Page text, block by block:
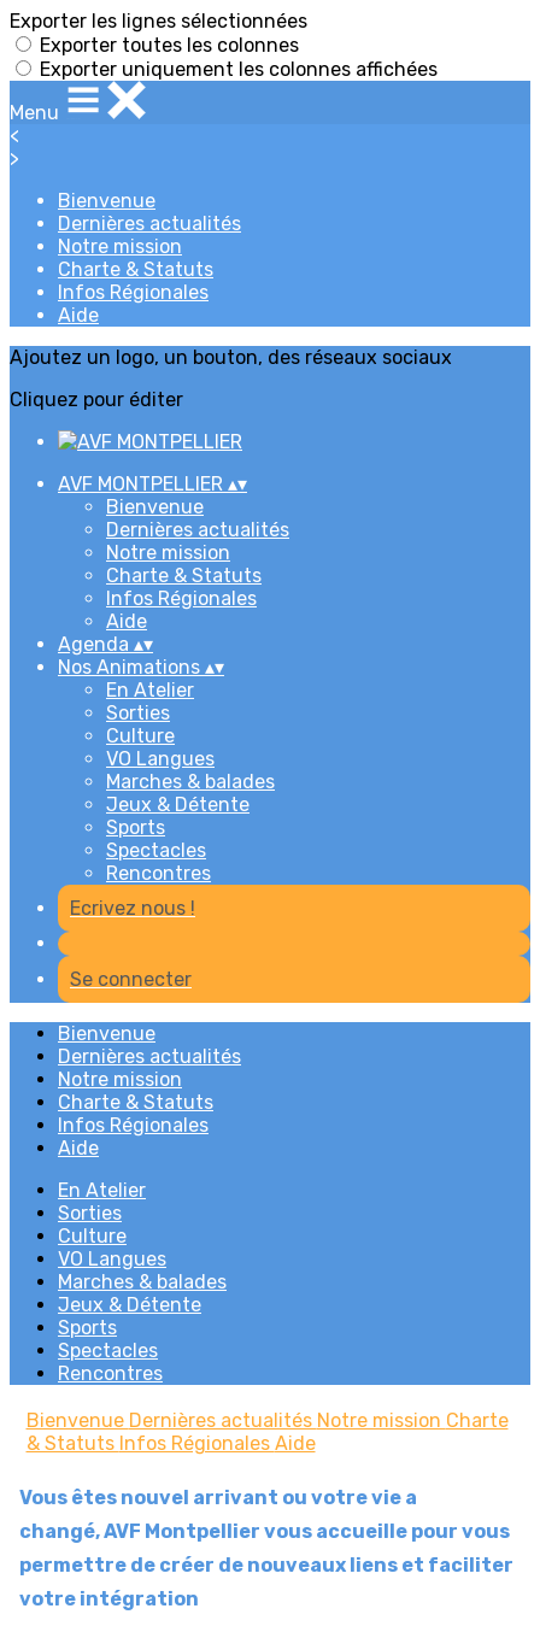
Exporter les lignes sélectionnées
Exporter toutes les colonnes
Exporter uniquement les colonnes affichées
Menu
<
>
Bienvenue
Dernières actualités
Notre mission
Charte & Statuts
Infos Régionales
Aide
Ajoutez un logo, un bouton, des réseaux sociaux
Cliquez pour éditer
AVF MONTPELLIER ▴▾
Bienvenue
Dernières actualités
Notre mission
Charte & Statuts
Infos Régionales
Aide
Agenda ▴▾
Nos Animations ▴▾
En Atelier
Sorties
Culture
VO Langues
Marches & balades
Jeux & Détente
Sports
Spectacles
Rencontres
Ecrivez nous !
Se connecter
Bienvenue
Dernières actualités
Notre mission
Charte & Statuts
Infos Régionales
Aide
En Atelier
Sorties
Culture
VO Langues
Marches & balades
Jeux & Détente
Sports
Spectacles
Rencontres
Bienvenue Dernières actualités Notre mission Charte
& Statuts Infos Régionales Aide
Vous êtes nouvel arrivant ou votre vie a
changé, AVF Montpellier vous accueille pour vous
permettre de créer de nouveaux liens et faciliter
votre intégration